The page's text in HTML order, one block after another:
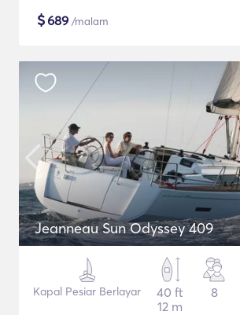
$689 /malam
Jeanneau Sun Odyssey 409
Kapal Pesiar Berlayar
40 ft
12 m
8